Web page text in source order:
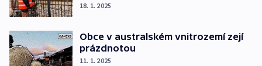
18. 1. 2025
Obce v australském vnitrozemí zejí
prázdnotou
11. 1. 2025